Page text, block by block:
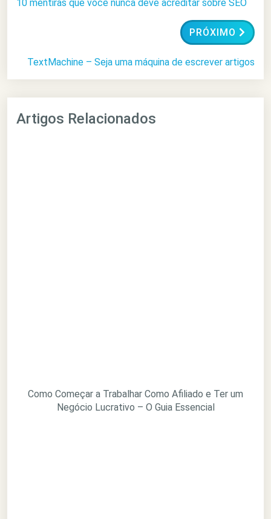
10 mentiras que você nunca deve acreditar sobre SEO
PRÓXIMO
TextMachine – Seja uma máquina de escrever artigos
Artigos Relacionados
Como Começar a Trabalhar Como Afiliado e Ter um
Negócio Lucrativo – O Guia Essencial